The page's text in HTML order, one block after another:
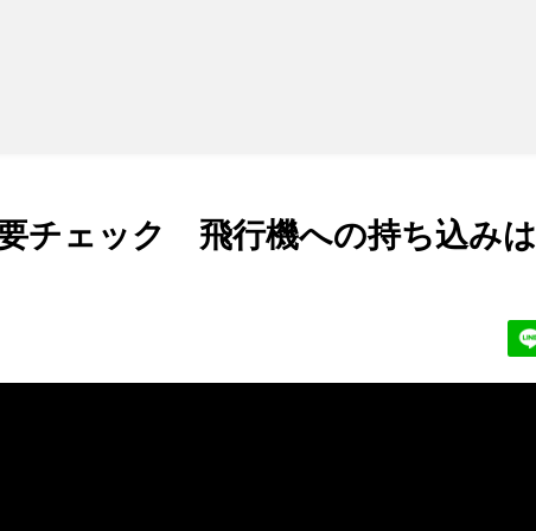
チェック 飛行機への持ち込み